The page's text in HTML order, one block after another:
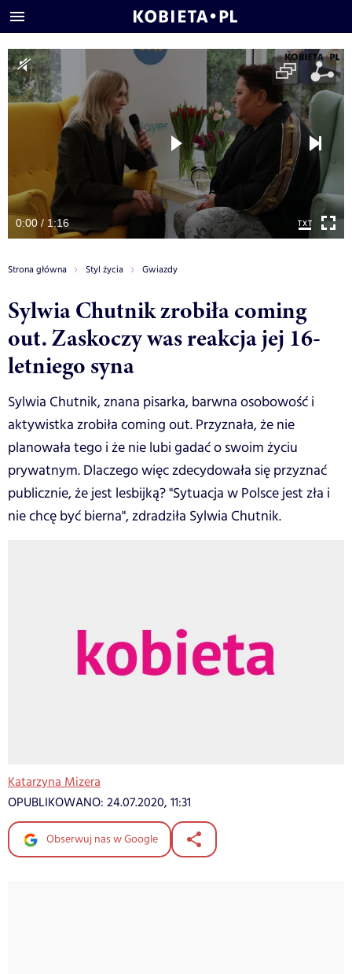
0:00 / 1:16
Strona główna Styl życia Gwiazdy
Sylwia Chutnik zrobiła coming
out. Zaskoczy was reakcja jej 16-
letniego syna
Sylwia Chutnik, znana pisarka, barwna osobowość i
aktywistka zrobiła coming out. Przyznała, że nie
planowała tego i że nie lubi gadać o swoim życiu
prywatnym. Dlaczego więc zdecydowała się przyznać
publicznie, że jest lesbijką? "Sytuacja w Polsce jest zła i
nie chcę być bierna", zdradziła Sylwia Chutnik.
Katarzyna Mizera
OPUBLIKOWANO: 24.07.2020, 11:31
Obserwuj nas w Google